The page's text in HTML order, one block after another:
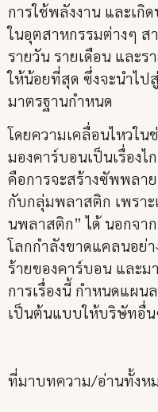
การใช้พลังงาน และเกิ
ในอุตสาหกรรมต่างๆ ส
รายวัน รายเดือน และ
ให้น้อยที่สุด ซึ่งจะนำไป
มาตรฐานกำหนด
โดยความเคลื่อนไหวใ
มองคาร์บอนเป็นเรื่อง
คือการจะสร้างซัพพลา
กับกลุ่มพลาสติก เพรา
นพลาสติก” ได้ นอกจา
โลกกำลังขาดแคลนอย่
ร้ายของคาร์บอน และม
การเรื่องนี้ กำหนดแผน
เป็นต้นแบบให้บริษัทอื่
ที่มาบทความ/อ่านทั้งห